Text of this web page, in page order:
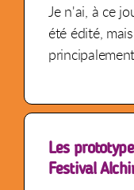
Je n'ai, à ce
été édité,
Les
Festival